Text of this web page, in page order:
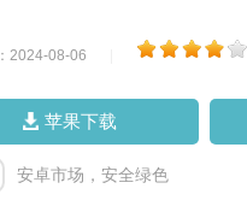
2024-08-06
苹果下载
安卓市场，安全绿色